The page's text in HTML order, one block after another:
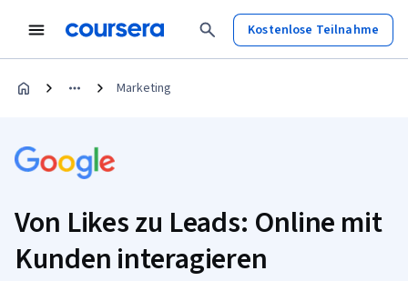
Kostenlose Teilnahme
Marketing
Von Likes zu Leads: Online mit
Kunden interagieren